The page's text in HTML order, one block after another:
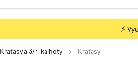
⚡
Kraťasy a 3/4 kalhoty Kraťasy